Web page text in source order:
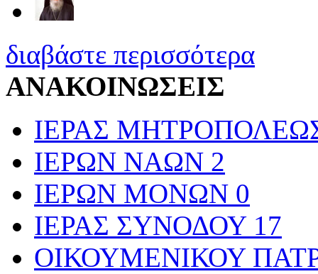
διαβάστε περισσότερα
ΑΝΑΚΟΙΝΩΣΕΙΣ
ΙΕΡΑΣ
ΙΕΡΩΝ ΝΑΩΝ 2
ΙΕΡΩΝ ΜΟΝΩΝ 0
ΙΕΡΑΣ ΣΥΝΟΔΟΥ 17
ΟΙΚΟΥΜΕΝΙΚΟΥ